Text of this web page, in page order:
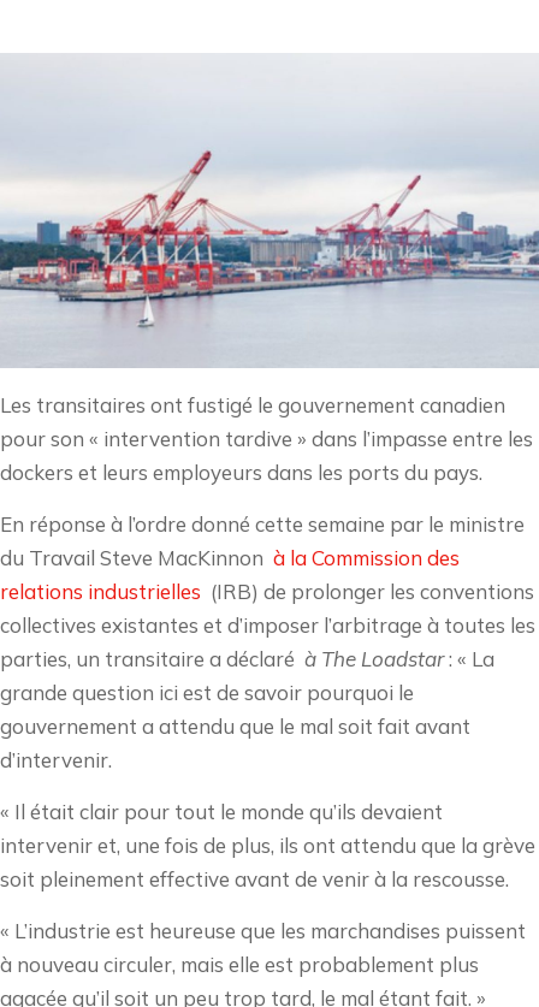
Les transitaires ont fustigé le gouvernement canadien
pour son « intervention tardive » dans l’impasse entre les
dockers et leurs employeurs dans les ports du pays.
En réponse à l’ordre donné cette semaine par le ministre
du Travail Steve MacKinnon à la Commission des
relations industrielles (IRB) de prolonger les conventions
collectives existantes et d’imposer l’arbitrage à toutes les
parties, un transitaire a déclaré à The Loadstar: « La
grande question ici est de savoir pourquoi le
gouvernement a attendu que le mal soit fait avant
d’intervenir.
« Il était clair pour tout le monde qu’ils devaient
intervenir et, une fois de plus, ils ont attendu que la grève
soit pleinement effective avant de venir à la rescousse.
« L’industrie est heureuse que les marchandises puissent
à nouveau circuler, mais elle est probablement plus
agacée qu’il soit un peu trop tard, le mal étant fait. »